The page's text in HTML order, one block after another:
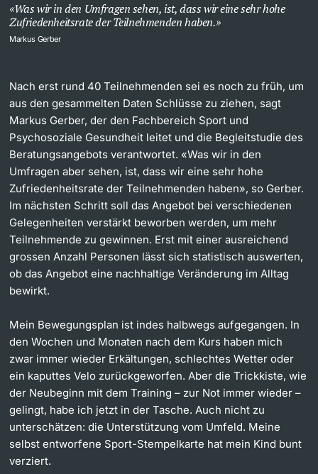
Was wir in den Umfragen sehen, ist, dass wir eine sehr hohe
Zufriedenheitsrate der Teilnehmenden haben.
Markus Gerber
Nach erst rund 40 Teilnehmenden sei es noch zu früh, um
aus den gesammelten Daten Schlüsse zu ziehen, sagt
Markus Gerber, der den Fachbereich Sport und
Psychosoziale Gesundheit leitet und die Begleitstudie des
Beratungsangebots verantwortet. «Was wir in den
Umfragen aber sehen, ist, dass wir eine sehr hohe
Zufriedenheitsrate der Teilnehmenden haben», so Gerber.
Im nächsten Schritt soll das Angebot bei verschiedenen
Gelegenheiten verstärkt beworben werden, um mehr
Teilnehmende zu gewinnen. Erst mit einer ausreichend
grossen Anzahl Personen lässt sich statistisch auswerten,
ob das Angebot eine nachhaltige Veränderung im Alltag
bewirkt.
Mein Bewegungsplan ist indes halbwegs aufgegangen. In
den Wochen und Monaten nach dem Kurs haben mich
zwar immer wieder Erkältungen, schlechtes Wetter oder
ein kaputtes Velo zurückgeworfen. Aber die Trickkiste, wie
der Neubeginn mit dem Training – zur Not immer wieder –
gelingt, habe ich jetzt in der Tasche. Auch nicht zu
unterschätzen: die Unterstützung vom Umfeld. Meine
selbst entworfene Sport-Stempelkarte hat mein Kind bunt
verziert.